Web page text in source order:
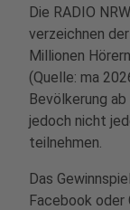
Die RADIO
verzeichnen
Millionen
(Quelle: ma
Bevölkerung
jedoch nicht
teilnehmen.
Das
Facebook oder